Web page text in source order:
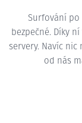
Surfování po
bezpečné. Díky
servery. Navíc nic
od nás